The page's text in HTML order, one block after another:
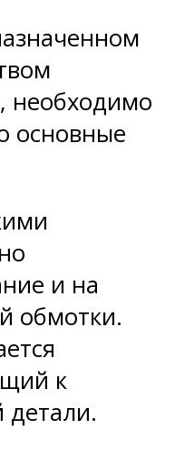
необходимо
основные
и на
обмотки.
к
детали.